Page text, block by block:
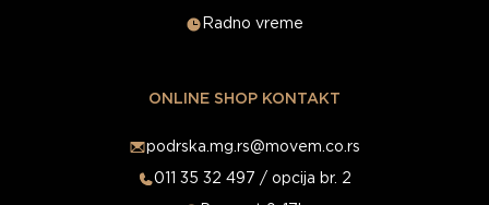
Radno vreme
ONLINE SHOP KONTAKT
podrska.mg.rs@movem.co.rs
011 35 32 497 / opcija br. 2